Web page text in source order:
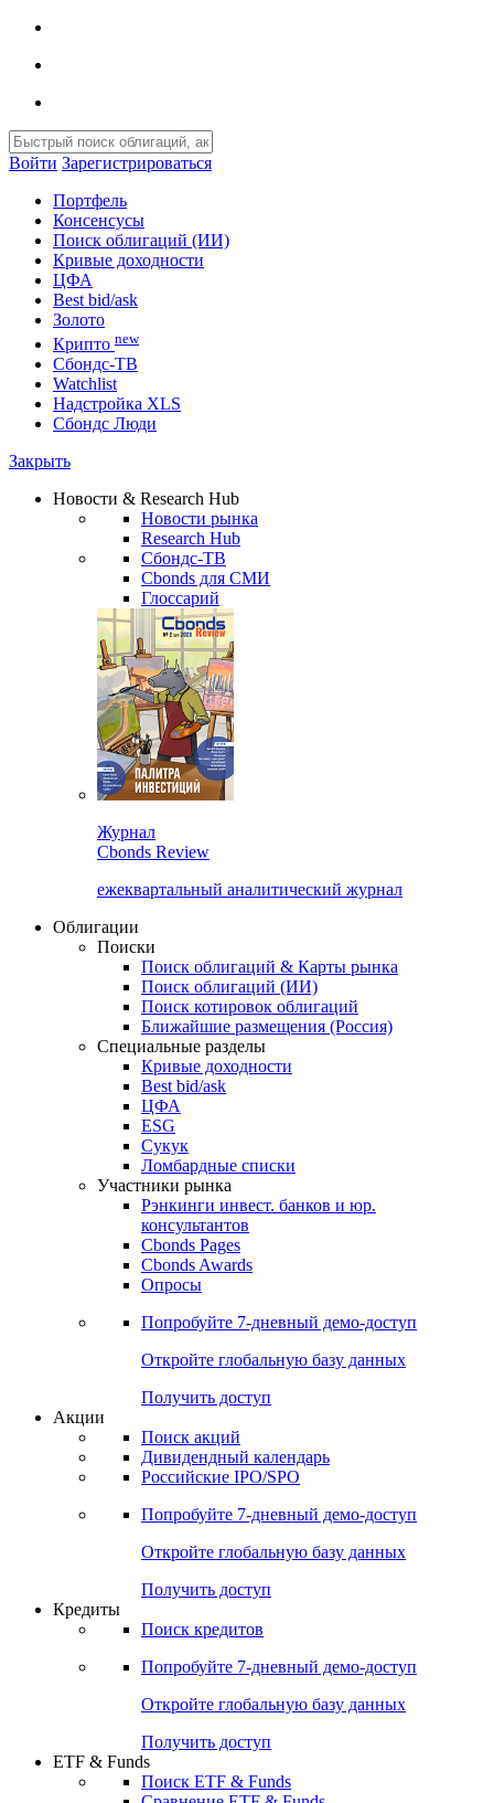
Войти Зарегистрироваться
Портфель
Консенсусы
Поиск облигаций (ИИ)
Кривые доходности
ЦФА
Best bid/ask
Золото
Крипто new
Сбондс-ТВ
Watchlist
Надстройка XLS
Сбондс Люди
Закрыть
Новости & Research Hub
Новости рынка
Research Hub
Сбондс-ТВ
Cbonds для СМИ
Глоссарий
Журнал
Cbonds Review
ежеквартальный аналитический журнал
Облигации
Поиски
Поиск облигаций & Карты рынка
Поиск облигаций (ИИ)
Поиск котировок облигаций
Ближайшие размещения (Россия)
Специальные разделы
Кривые доходности
Best bid/ask
ЦФА
ESG
Сукук
Ломбардные списки
Участники рынка
Рэнкинги инвест. банков и юр.
консультантов
Cbonds Pages
Cbonds Awards
Опросы
Попробуйте 7-дневный демо-доступ
Откройте глобальную базу данных
Получить доступ
Акции
Поиск акций
Дивидендный календарь
Российские IPO/SPO
Попробуйте 7-дневный демо-доступ
Откройте глобальную базу данных
Получить доступ
Кредиты
Поиск кредитов
Попробуйте 7-дневный демо-доступ
Откройте глобальную базу данных
Получить доступ
ETF & Funds
Поиск ETF & Funds